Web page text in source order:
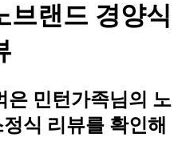
브랜드 경양식
은 민턴가족님의 노
식 리뷰를 확인해